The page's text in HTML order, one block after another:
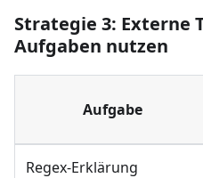
Strategie 3: Externe
Aufgaben nutzen
Aufgabe
Regex-Erklärung